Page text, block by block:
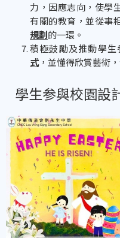
力，因應志向，使學
有關的教育，並從事
規劃的一環。
積極鼓勵及推動學
式，並懂得欣賞藝術
學生参與校園設